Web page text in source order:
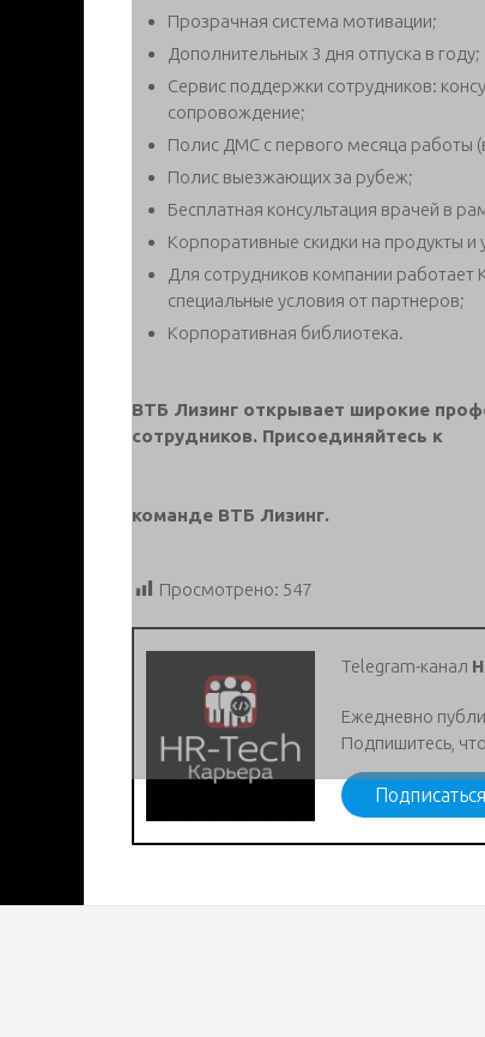
Прозрачная система мотивации;
Дополнительных 3 дня отпуска в году;
Сервис поддержки сотрудников:
сопровождение;
Полис ДМС с первого месяца работы
Полис выезжающих за рубеж;
Бесплатная консультация врачей в
Корпоративные скидки на продукты
Для сотрудников компании работает
специальные условия от партнеров;
Корпоративная библиотека.
ВТБ Лизинг открывает широкие
сотрудников. Присоединяйтесь к
команде ВТБ Лизинг.
Просмотрено: 547
Telegram-канал
Ежедневно
Подпишитесь,
Подписаться